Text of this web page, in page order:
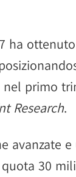
ha
primo
Research.
avanzate
30